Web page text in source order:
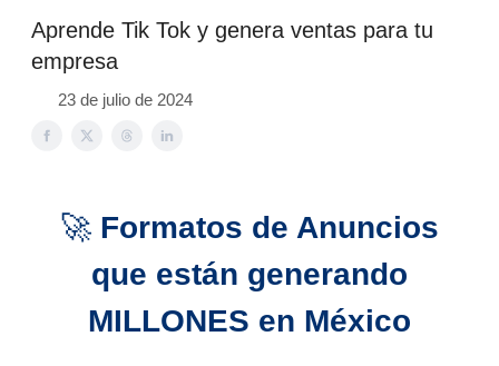
Aprende Tik Tok y genera ventas para tu
empresa
23 de julio de 2024
🚀 Formatos de Anuncios
que están generando
MILLONES en México